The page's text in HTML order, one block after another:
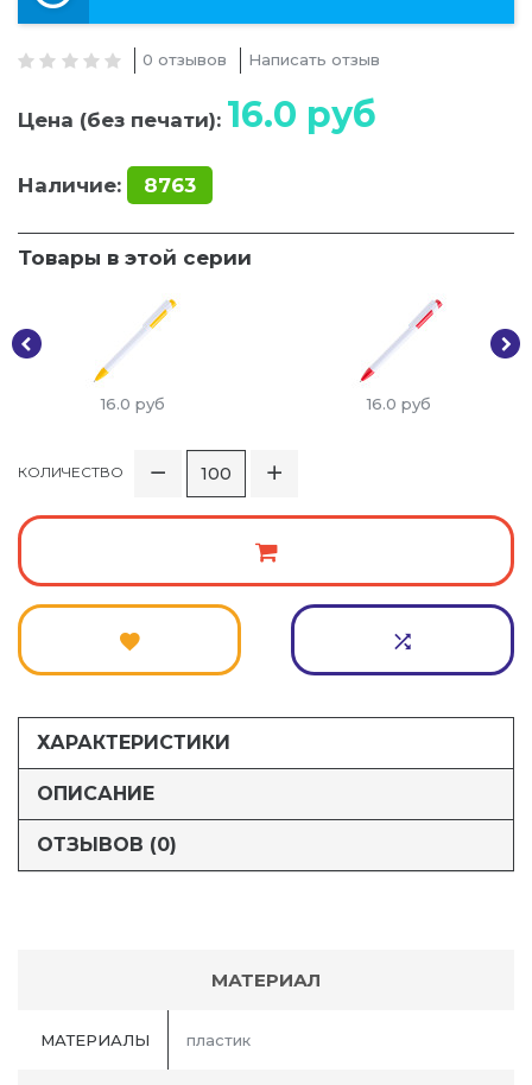
0 отзывов Написать отзыв
Цена (без печати): 16.0 руб
Наличие: 8763
Товары в этой серии
16.0 руб 16.0 руб
КОЛИЧЕСТВО
ХАРАКТЕРИСТИКИ
ОПИСАНИЕ
ОТЗЫВОВ (0)
МАТЕРИАЛ
МАТЕРИАЛЫ пластик